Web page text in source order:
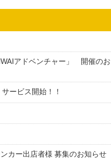
アドベンチャー」 開催のお
ービス開始！！
カー出店者様 募集のお知らせ